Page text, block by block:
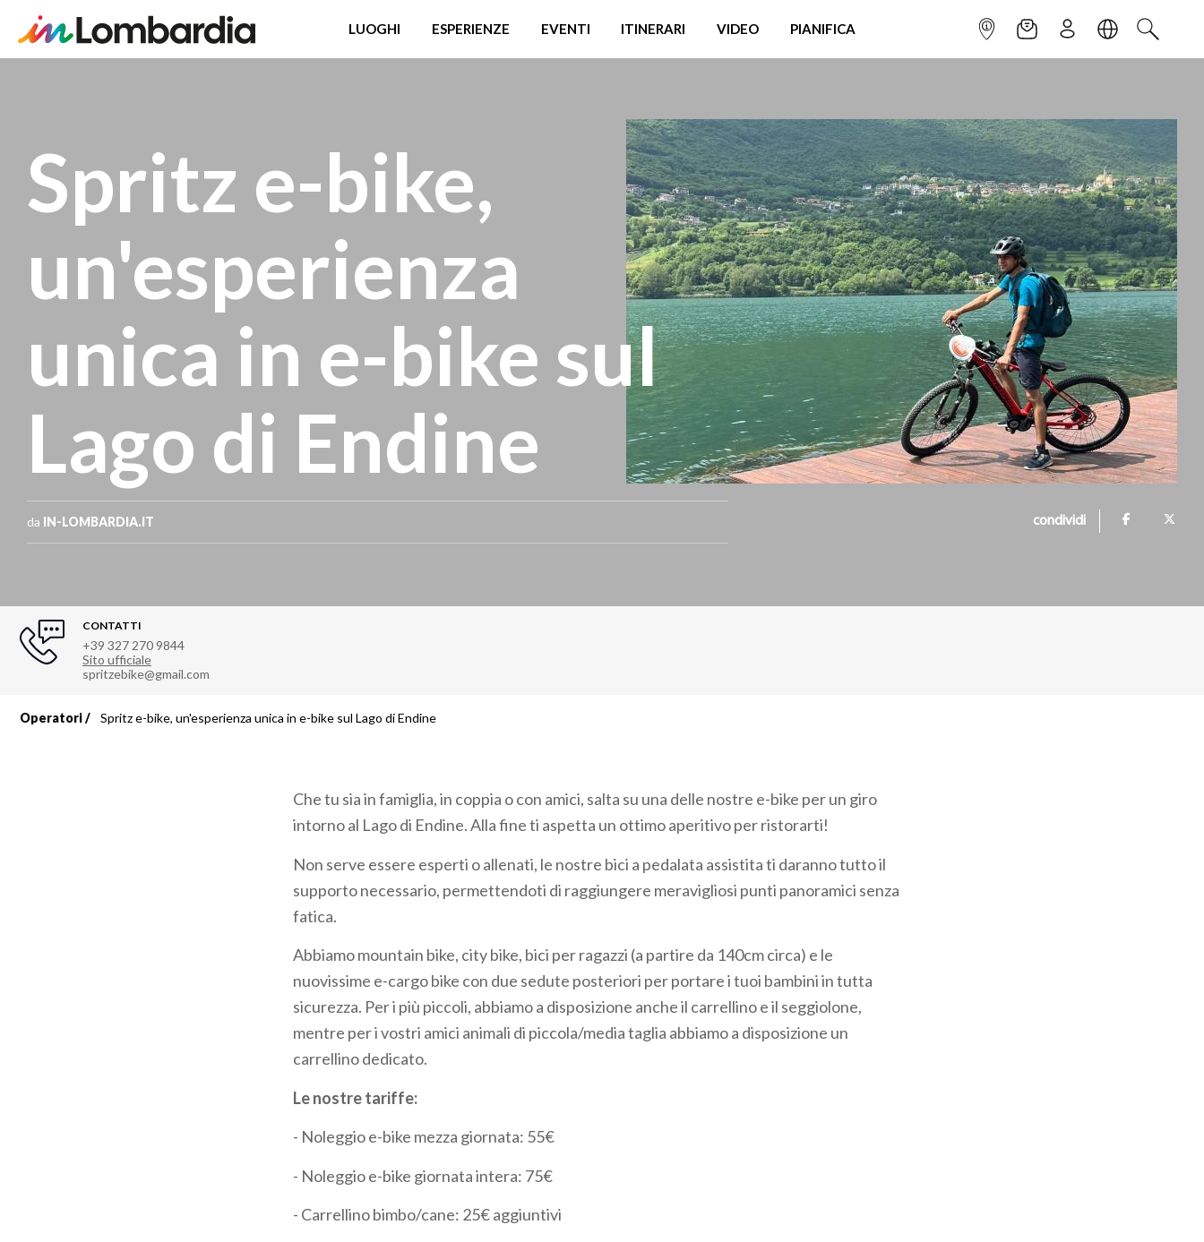
principale
LUOGHI ESPERIENZE EVENTI ITINERARI VIDEO PIANIFICA INFOPOINTNEWSLETTER
ISCRIVITILINGUACERCA
Spritz e-bike,
un'esperienza
unica in e-bike sul
Lago di Endine
da IN-LOMBARDIA.IT condividi
CONTATTI
+39 327 270 9844
Sito ufficiale
spritzebike@gmail.com
Briciole
Operatori Spritz e-bike, un'esperienza unica in e-bike sul Lago di Endine
Che tu sia in famiglia, in coppia o con amici, salta su una delle nostre e-bike per un giro
intorno al Lago di Endine. Alla fine ti aspetta un ottimo aperitivo per ristorarti!
Non serve essere esperti o allenati, le nostre bici a pedalata assistita ti daranno tutto il
supporto necessario, permettendoti di raggiungere meravigliosi punti panoramici senza
fatica.
Abbiamo mountain bike, city bike, bici per ragazzi (a partire da 140cm circa) e le
nuovissime e-cargo bike con due sedute posteriori per portare i tuoi bambini in tutta
sicurezza. Per i più piccoli, abbiamo a disposizione anche il carrellino e il seggiolone,
mentre per i vostri amici animali di piccola/media taglia abbiamo a disposizione un
carrellino dedicato.
Le nostre tariffe:
- Noleggio e-bike mezza giornata: 55€
- Noleggio e-bike giornata intera: 75€
- Carrellino bimbo/cane: 25€ aggiuntivi